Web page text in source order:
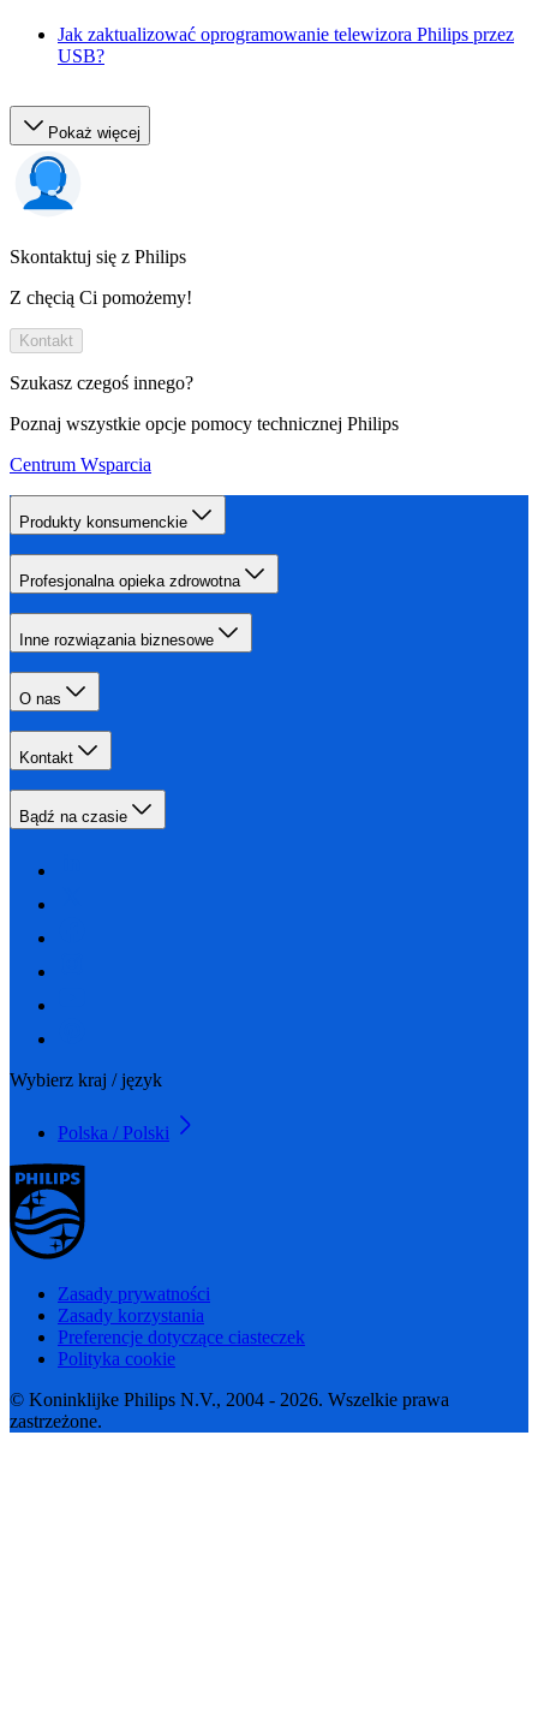
Jak zaktualizować oprogramowanie telewizora Philips przez
USB?
Pokaż więcej
Skontaktuj się z Philips
Z chęcią Ci pomożemy!
Kontakt
Szukasz czegoś innego?
Poznaj wszystkie opcje pomocy technicznej Philips
Centrum Wsparcia
Produkty konsumenckie
Profesjonalna opieka zdrowotna
Inne rozwiązania biznesowe
O nas
Kontakt
Bądź na czasie
Wybierz kraj / język
Polska / Polski
Zasady prywatności
Zasady korzystania
Preferencje dotyczące ciasteczek
Polityka cookie
© Koninklijke Philips N.V., 2004 - 2026. Wszelkie prawa
zastrzeżone.